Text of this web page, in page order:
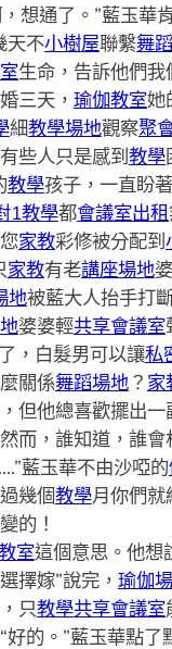
想通了。”藍玉華
天不小樹屋聯繫舞
生命，告訴他們我
三天， 瑜伽教室她
細教學場地觀察聚
些人只是感到教學
教學孩子，一直盼
1教學都會議室出租
家教彩修被分配到
家教有老講座場地
地被藍大人抬手打
婆婆輕共享會議室
，白髮男可以讓私
關係舞蹈場地？ 家
但他總喜歡擺出一
而，誰知道，誰會
藍玉華不由沙啞的
過幾個教學月你們就
變的！
室這個意思。他想
擇嫁”說完， 瑜伽
只教學共享會議室
好的。”藍玉華點了